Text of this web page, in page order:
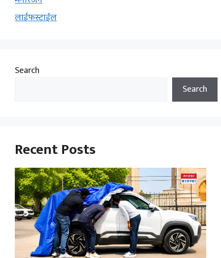
लाईफस्टाईल
Search
Search
Recent Posts